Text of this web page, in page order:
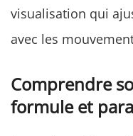
visualisation qui
avec les
Comprendre
formule et